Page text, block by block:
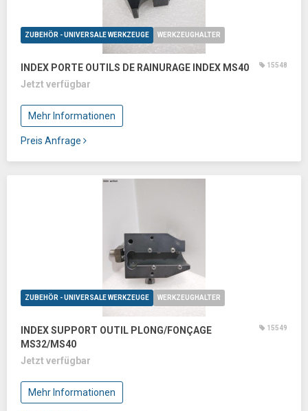
ZUBEHÖR - UNIVERSALE WERKZEUGE WERKZEUGHALTER
INDEX PORTE OUTILS DE RAINURAGE INDEX MS40 15548
Jetzt verfügbar
Mehr Informationen
Preis Anfrage
ZUBEHÖR - UNIVERSALE WERKZEUGE WERKZEUGHALTER
INDEX SUPPORT OUTIL PLONG/FONÇAGE
MS32/MS40
15549
Jetzt verfügbar
Mehr Informationen